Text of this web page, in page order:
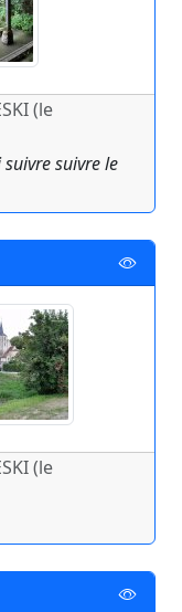
(le
suivre le
(le